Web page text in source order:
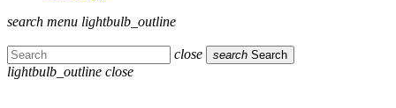
search menu lightbulb_outline
close search Search
lightbulb_outline close